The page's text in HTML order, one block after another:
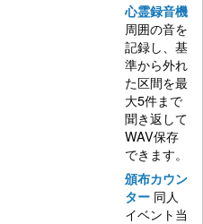
心霊録音機
周囲の音を
記録し、基
準から外れ
た区間を最
大5件まで
聞き返して
WAV保存
できます。
頒布カウン
ター 同人
イベント当